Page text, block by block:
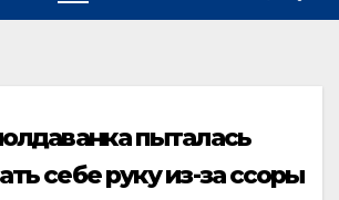
пыталась
себе руку из-за ссоры